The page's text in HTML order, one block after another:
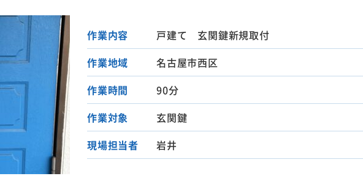
作業内容
戸建て 玄関鍵新規取付
作業地域
名古屋市西区
作業時間
90分
作業対象
玄関鍵
現場担当者
岩井